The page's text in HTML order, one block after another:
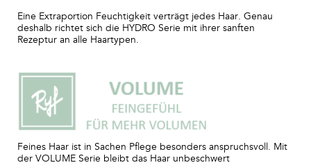
Eine Extraportion Feuchtigkeit verträgt jedes Haar. Genau
deshalb richtet sich die HYDRO Serie mit ihrer sanften
Rezeptur an alle Haartypen.
Feines Haar ist in Sachen Pflege besonders anspruchsvoll. Mit
der VOLUME Serie bleibt das Haar unbeschwert